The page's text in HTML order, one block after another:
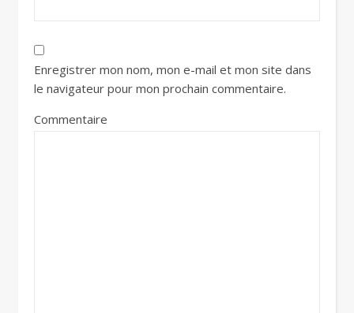
Enregistrer mon nom, mon e-mail et mon site dans
le navigateur pour mon prochain commentaire.
Commentaire